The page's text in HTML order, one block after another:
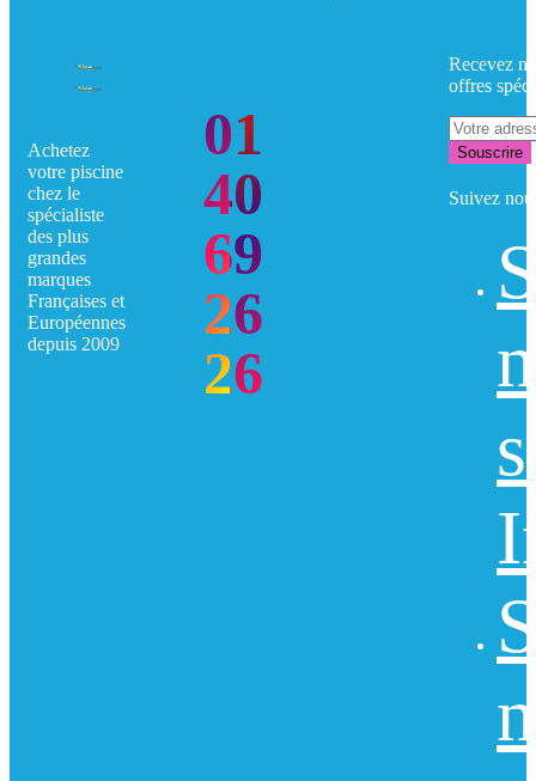
Achetez
votre piscine
chez le
spécialiste
des plus
grandes
marques
Françaises et
Européennes
depuis 2009
01
40
69
26
26
Recevez
offres
Souscrire
Suivez